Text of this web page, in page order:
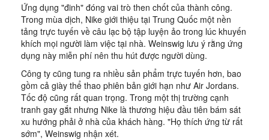
Ứng dụng "đinh" đóng vai trò then chốt của thành công.
Trong mùa dịch, Nike giới thiệu tại Trung Quốc một nền
tảng trực tuyến về câu lạc bộ tập luyện ảo trong lúc khuyến
khích mọi người làm việc tại nhà. Weinswig lưu ý rằng ứng
dụng này miễn phí nên thu hút được người dùng.
Công ty cũng tung ra nhiều sản phẩm trực tuyến hơn, bao
gồm cả giày thể thao phiên bản giới hạn như Air Jordans.
Tốc độ cũng rất quan trọng. Trong một thị trường cạnh
tranh gay gắt nhưng Nike là thương hiệu đầu tiên bám sát
xu hướng phải ở nhà của khách hàng. "Họ thích ứng từ rất
sớm", Weinswig nhận xét.